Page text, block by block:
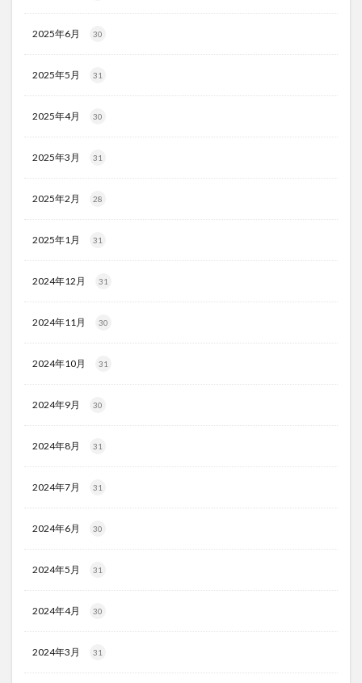
2025年6月 30
2025年5月 31
2025年4月 30
2025年3月 31
2025年2月 28
2025年1月 31
2024年12月 31
2024年11月 30
2024年10月 31
2024年9月 30
2024年8月 31
2024年7月 31
2024年6月 30
2024年5月 31
2024年4月 30
2024年3月 31